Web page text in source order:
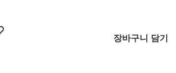
장바구니 담기